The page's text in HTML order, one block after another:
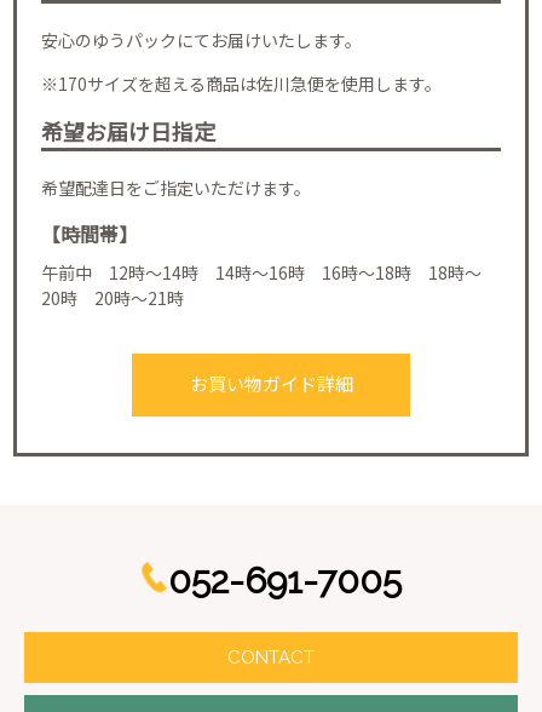
安心のゆうパックにてお届けいたします。
※170サイズを超える商品は佐川急便を使用します。
希望お届け日指定
希望配達日をご指定いただけます。
【時間帯】
午前中 12時～14時 14時～16時 16時～18時 18時～
20時 20時～21時
お買い物ガイド詳細
052-691-7005
CONTACT